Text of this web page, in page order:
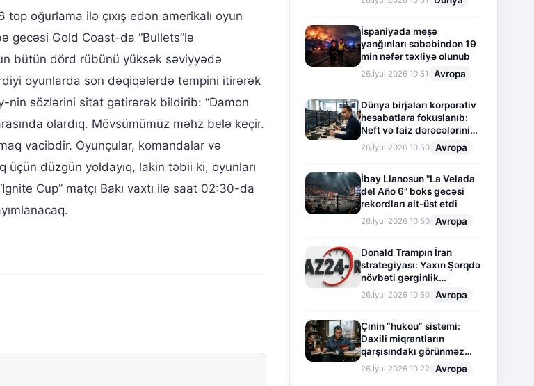
oğurlama ilə çıxış edən amerikalı oyun
gecəsi Gold Coast-da “Bullets”lə
bütün dörd rübünü yüksək səviyyədə
oyunlarda son dəqiqələrdə tempini itirərək
sözlərini sitat gətirərək bildirib: “Damon
olardıq. Mövsümümüz məhz belə keçir.
vacibdir. Oyunçular, komandalar və
düzgün yoldayıq, lakin təbii ki, oyunları
Cup” matçı Bakı vaxtı ilə saat 02:30-da
İspaniyada meşə
yanğınları səbəbindən 19
min nəfər təxliyə olunub
26.İyul.2026 10:51 Avropa
Dünya birjaları korporativ
hesabatlara fokuslanıb:
Neft və faiz dərəcələrinin
təsiri altında cari vəziyyət
26.İyul.2026 10:50 Avropa
İbay Llanosun "La Velada
del Año 6" boks gecəsi
rekordları alt-üst etdi
26.İyul.2026 10:50 Avropa
Donald Trampın İran
strategiyası: Yaxın Şərqdə
növbəti gərginlik
mərhələsi
26.İyul.2026 10:50 Avropa
Çinin “hukou” sistemi:
Daxili miqrantların
qarşısındakı görünməz
sədd
26.İyul.2026 10:22 Avropa